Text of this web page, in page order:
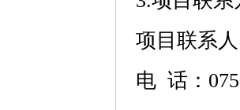
项目联系
电 话：